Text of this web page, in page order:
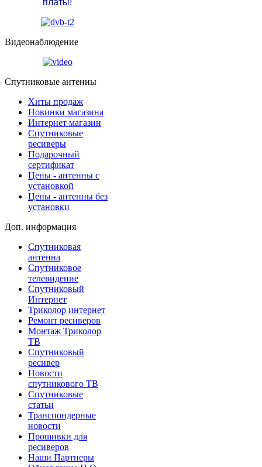
Видеонаблюдение
Спутниковые антенны
Хиты продаж
Новинки магазина
Интернет магазин
Спутниковые
ресиверы
Подарочный
сертификат
Цены - антенны с
установкой
Цены - антенны без
установки
Доп. информация
Спутниковая
антенна
Спутниковое
телевидение
Спутниковый
Интернет
Триколор интернет
Ремонт ресиверов
Монтаж Триколор
ТВ
Спутниковый
ресивер
Новости
спутникового ТВ
Спутниковые
статьи
Транспондерные
новости
Прошивки для
ресиверов
Наши Партнеры